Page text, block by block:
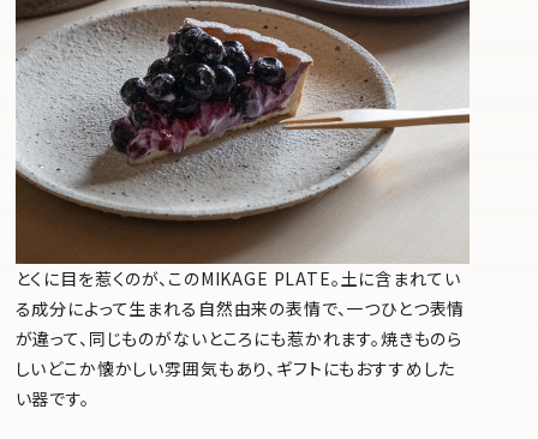
とくに目を惹くのが、このMIKAGE PLATE。土に含まれてい
る成分によって生まれる自然由来の表情で、一つひとつ表情
が違って、同じものがないところにも惹かれます。焼きものら
しいどこか懐かしい雰囲気もあり、ギフトにもおすすめした
い器です。